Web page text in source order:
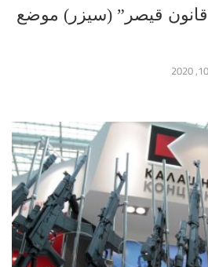
قيصر” (سيزر) موضع